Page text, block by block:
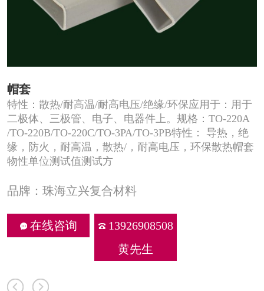
帽套
特性：散热/耐高温/耐高电压/绝缘/环保应用于：用于
二极体、三极管、电子、电器件上。规格：TO-220A
/TO-220B/TO-220C/TO-3PA/TO-3PB特性： 导热，绝
缘，防火，耐高温，散热/，耐高电压，环保散热帽套
物性单位测试值测试方
品牌：珠海立兴复合材料
在线咨询
13926908508
黄先生